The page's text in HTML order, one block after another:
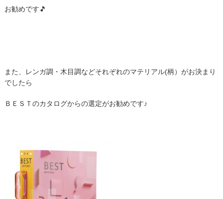
お勧めです🎵
また、レンガ調・木目調などそれぞれのマテリアル(柄）がお決まり
でしたら
ＢＥＳＴのカタログからの選定がお勧めです♪